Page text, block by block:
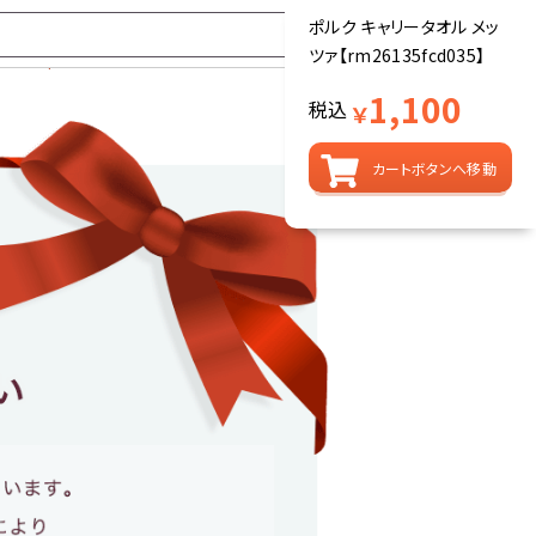
ポルク キャリータオル メッ
ツァ【rm26135fcd035】
税込 ￥1,100
カートボタンへ移動